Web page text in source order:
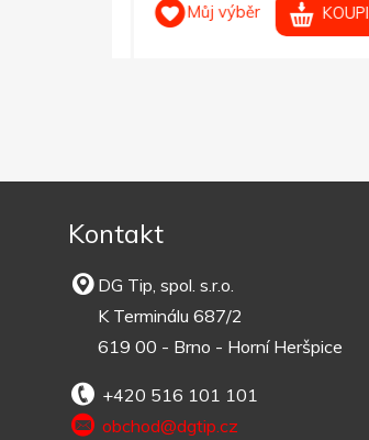
Můj výběr KOUPIT
Kontakt
DG Tip, spol. s.r.o.
K Terminálu 687/2
619 00 - Brno - Horní Heršpice
+420 516 101 101
obchod@dgtip.cz